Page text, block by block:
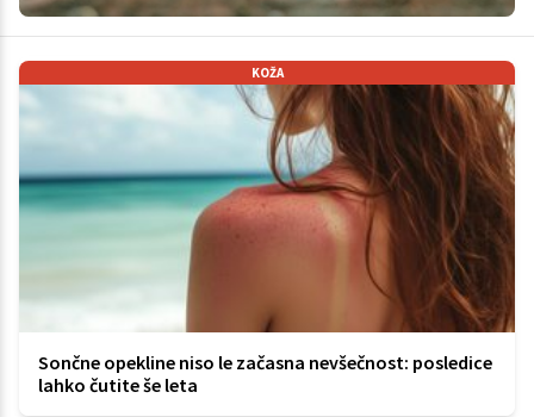
KOŽA
Sončne opekline niso le začasna nevšečnost: posledice
lahko čutite še leta